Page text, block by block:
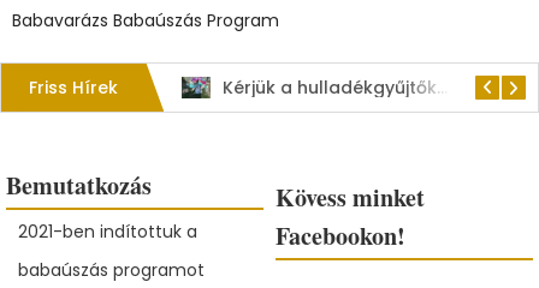
Babavarázs Babaúszás Program
Friss Hírek Kérjük a hulladékgyűjtők rendeltetésszerű használatát!
Bemutatkozás
2021-ben indítottuk a
babaúszás programot
Kövess minket
Facebookon!